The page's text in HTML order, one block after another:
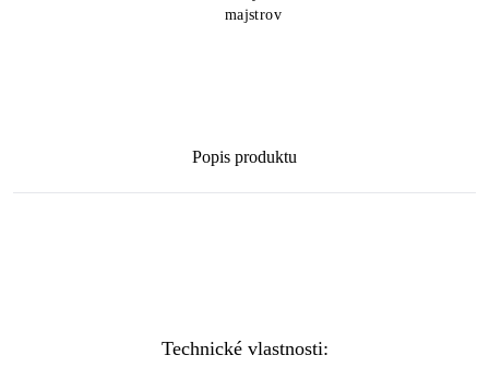
majstrov
Popis produktu
Technické vlastnosti: